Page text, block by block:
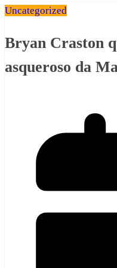
Uncategorized
Bryan Craston
asqueroso da